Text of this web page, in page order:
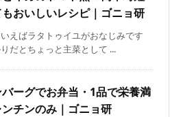
おいしいレシピ｜ゴニョ研
えばラタトゥイユがおなじみです
だとちょっと主菜として ...
ーグでお弁当・1品で栄養満
チンのみ｜ゴニョ研